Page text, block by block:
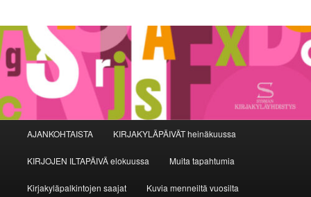
AJANKOHTAISTA KIRJAKYLÄPÄIVÄT heinäkuussa
KIRJOJEN ILTAPÄIVÄ elokuussa Muita tapahtumia
Kirjakyläpalkintojen saajat Kuvia menneiltä vuosilta